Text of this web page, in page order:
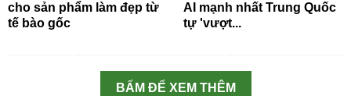
cho sản phẩm làm đẹp từ
tế bào gốc
AI mạnh nhất Trung Quốc
tự 'vượt...
BẤM ĐỂ XEM THÊM